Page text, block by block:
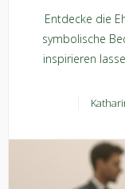
Entdecke die
symbolische
inspirieren